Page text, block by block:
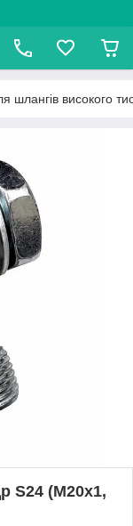
шлангів високого
S24 (М20х1,